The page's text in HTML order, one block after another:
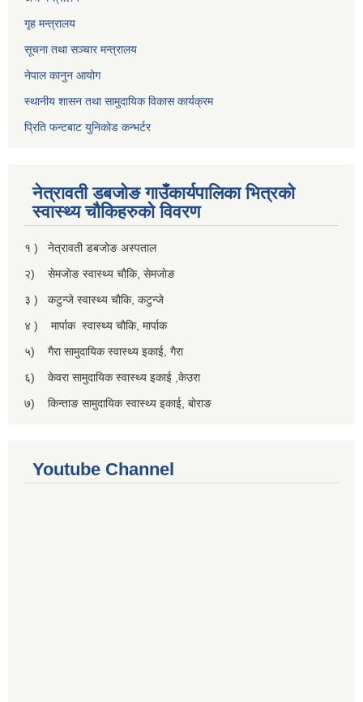
गृह मन्त्रालय
सूचना तथा सञ्चार मन्त्रालय
नेपाल कानुन आयोग
स्थानीय शासन तथा सामुदायिक विकास कार्यक्रम
प्रिति फन्टबाट युनिकोड कन्भर्टर
नेत्रावती डबजाेङ गाउँकार्यपालिका भित्रकाे
स्वास्थ्य चाैकिहरुकाे विवरण
१ ) नेत्रावती डबजोङ अस्पताल
२) सेमजाेङ स्वास्थ्य चाैकि, सेमजाेङ
३ ) कटुन्जे स्वास्थ्य चाैकि, कटुन्जे
४ ) मार्पाक स्वास्थ्य चाैकि, मार्पाक
५) गैरा सामुदायिक स्वास्थ्य इकाई, गैरा
६) केवरा सामुदायिक स्वास्थ्य इकाई ,केउरा
७) किन्ताङ सामुदायिक स्वास्थ्य इकाई, बाेराङ
Youtube Channel